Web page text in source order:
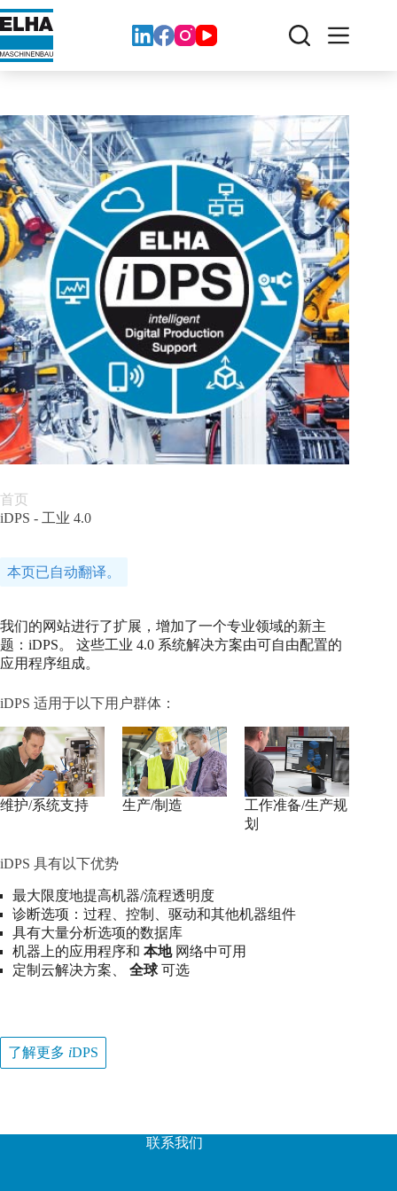
跳
至
容
首页
iDPS - 工业 4.0
本页已自动翻译。
我们的网站进行了扩展，增加了一个专业领域的新主
题：iDPS。 这些工业 4.0 系统解决方案由可自由配置的
应用程序组成。
iDPS 适用于以下用户群体：
维护/系统支持 生产/制造
工作准备/生产规
划
iDPS 具有以下优势
最大限度地提高机器/流程透明度
诊断选项：过程、控制、驱动和其他机器组件
具有大量分析选项的数据库
机器上的应用程序和 本地网络中可用
定制云解决方案、 全球可选
了解更多 iDPS
联系我们